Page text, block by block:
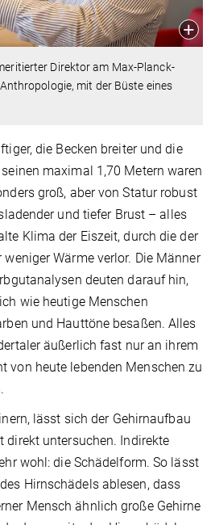
Direktor am Max-Planck-
mit der Büste eines
die Becken breiter und die
maximal 1,70 Metern waren
groß, aber von Statur robust
und tiefer Brust – alles
Klima der Eiszeit, durch die der
weniger Wärme verlor. Die Männer
deuten darauf hin,
wie heutige Menschen
und Hauttöne besaßen. Alles
äußerlich fast nur an ihrem
von heute lebenden Menschen zu
lässt sich der Gehirnaufbau
direkt untersuchen. Indirekte
wohl: die Schädelform. So lässt
Hirnschädels ablesen, dass
Mensch ähnlich große Gehirne